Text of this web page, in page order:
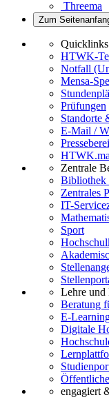
Threema
Zum
Quicklinks
HTWK-
Notfall
Mensa-
Prüfungen
Standorte
E-Mail /
Zentrale
Bibliothek
Zentrales
IT-
Sport
Lehre und
Beratung
E-
Digitale
engagiert